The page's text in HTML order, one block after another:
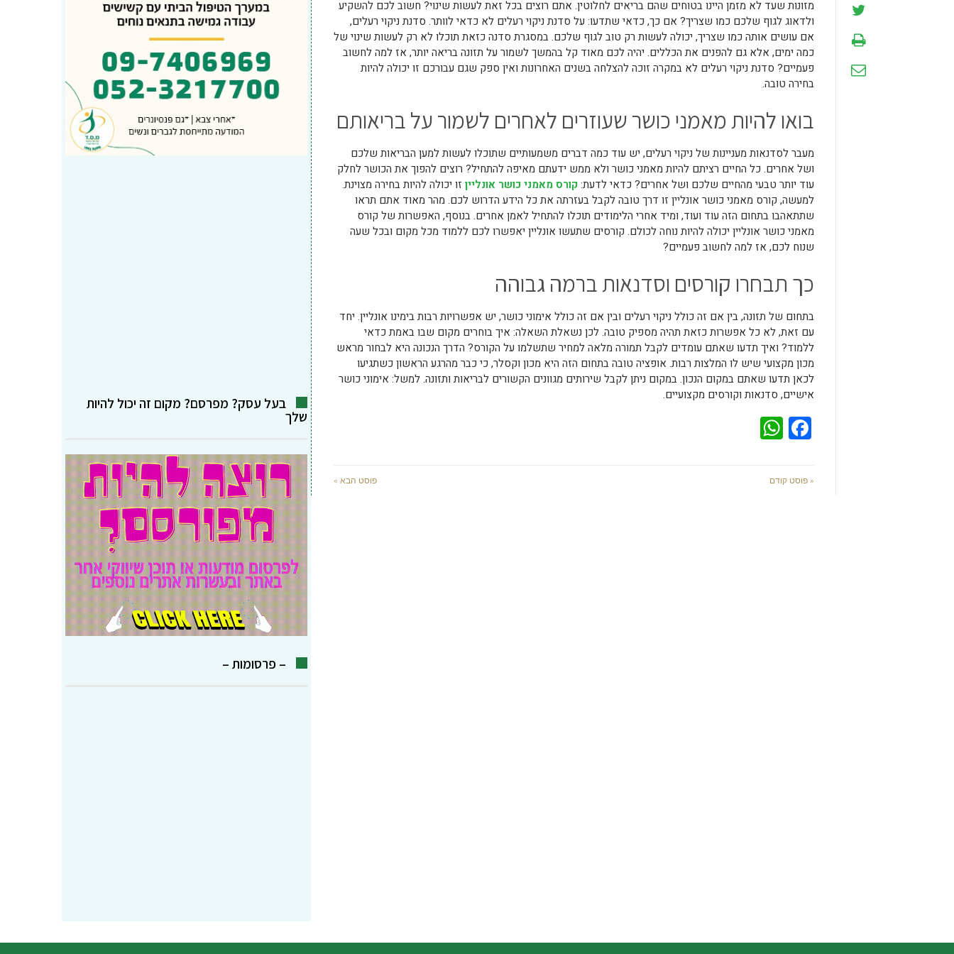
מזונות שעד לא מזמן היינו בטוחים שהם בריאים לחלוטין. אתם רוצים בכל זאת לעשות שינוי? חשוב לכם להשקיע
ולדאוג לגוף שלכם כמו שצריך? אם כך, כדאי שתדעו: על סדנת ניקוי רעלים לא כדאי לוותר. סדנת ניקוי רעלים,
אם עושים אותה כמו שצריך, יכולה לעשות רק טוב לגוף שלכם. במסגרת סדנה כזאת תוכלו לא רק לעשות שינוי של
כמה ימים, אלא גם להפנים את הכללים. יהיה לכם מאוד קל בהמשך לשמור על תזונה בריאה יותר, אז למה לחשוב
פעמיים? סדנת ניקוי רעלים לא במקרה זוכה להצלחה בשנים האחרונות ואין ספק שגם עבורכם זו יכולה להיות
בחירה טובה.
בואו להיות מאמני כושר שעוזרים לאחרים לשמור על בריאותם
מעבר לסדנאות מעניינות של ניקוי רעלים, יש עוד כמה דברים משמעותיים שתוכלו לעשות למען הבריאות שלכם
ושל אחרים. כל החיים רציתם להיות מאמני כושר ולא ממש ידעתם מאיפה להתחיל? רוצים להפוך את הכושר לחלק
עוד יותר טבעי מהחיים שלכם ושל אחרים? כדאי לדעת:קורס מאמני כושר אונליין זו יכולה להיות בחירה מצוינת.
למעשה, קורס מאמני כושר אונליין זו דרך טובה לקבל בעזרתה את כל הידע הדרוש לכם. מהר מאוד אתם תראו
שתתאהבו בתחום הזה עוד ועוד, ומיד אחרי הלימודים תוכלו להתחיל לאמן אחרים. בנוסף, האפשרות של קורס
מאמני כושר אונליין יכולה להיות נוחה לכולם. קורסים שתעשו אונליין יאפשרו לכם ללמוד מכל מקום ובכל שעה
שנוח לכם, אז למה לחשוב פעמיים?
כך תבחרו קורסים וסדנאות ברמה גבוהה
בתחום של תזונה, בין אם זה כולל ניקוי רעלים ובין אם זה כולל אימוני כושר, יש אפשרויות רבות בימינו אונליין. יחד
עם זאת, לא כל אפשרות כזאת תהיה מספיק טובה. לכן נשאלת השאלה: איך בוחרים מקום שבו באמת כדאי
ללמוד? ואיך תדעו שאתם עומדים לקבל תמורה מלאה למחיר שתשלמו על הקורס? הדרך הנכונה היא לבחור מראש
מכון מקצועי שיש לו המלצות רבות. אופציה טובה בתחום הזה היא מכון וקסלר, כי כבר מהרגע הראשון כשתגיעו
לכאן תדעו שאתם במקום הנכון. במקום ניתן לקבל שירותים מגוונים הקשורים לבריאות ותזונה. למשל: אימוני כושר
אישיים, סדנאות וקורסים מקצועיים.
Facebook
« פוסט קודם פוסט הבא »
בעל עסק? מפרסם? מקום זה יכול להיות
שלך
– פרסומות –